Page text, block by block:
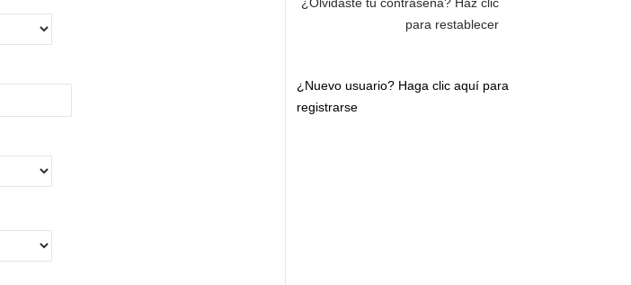
para restablecer
¿Nuevo usuario? Haga clic aquí para
registrarse